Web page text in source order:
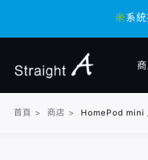
✳️系統
✳️系統
首頁 > 商店 > HomePod mini